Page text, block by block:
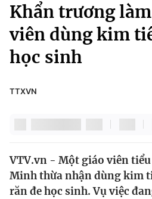
Chuyên mục
Chính trị
Thế giới
Pháp luật
Thể thao
Truyền hình
Giáo dục
Khẩn trương
viên dùng kim
học sinh
TTXVN
VTV.vn - Một giáo viên tiểu
Minh thừa nhận dùng kim
răn đe học sinh. Vụ việc